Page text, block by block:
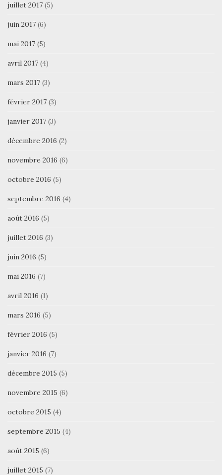
juillet 2017 (5)
juin 2017 (6)
mai 2017 (5)
avril 2017 (4)
mars 2017 (3)
février 2017 (3)
janvier 2017 (3)
décembre 2016 (2)
novembre 2016 (6)
octobre 2016 (5)
septembre 2016 (4)
août 2016 (5)
juillet 2016 (3)
juin 2016 (5)
mai 2016 (7)
avril 2016 (1)
mars 2016 (5)
février 2016 (5)
janvier 2016 (7)
décembre 2015 (5)
novembre 2015 (6)
octobre 2015 (4)
septembre 2015 (4)
août 2015 (6)
juillet 2015 (7)